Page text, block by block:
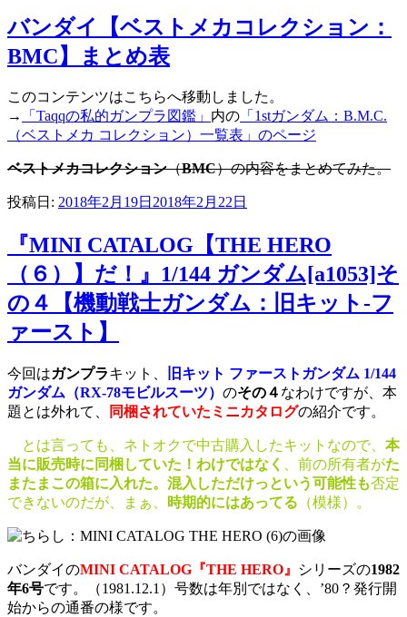
バンダイ【ベストメカコレクション：
BMC】まとめ表
このコンテンツはこちらへ移動しました。
→
「Taqqの私的ガンプラ図鑑」 内の 「1stガンダム：B.M.C.
（ベストメカ コレクション）一覧表」のページ
ベストメカコレクション（BMC）の内容をまとめてみた。
投稿日: 2018年2月19日 2018年2月22日
『MINI CATALOG【THE HERO
（６）】だ！』1/144 ガンダム[a1053]そ
の４【機動戦士ガンダム：旧キット-フ
ァースト】
今回はガンプラキット、
旧キット ファーストガンダム 1/144
ガンダム（RX-78モビルスーツ） のその４ なわけですが、本
題とは外れて、
同梱されていたミニカタログの紹介です。
とは言っても、ネトオクで中古購入したキットなので、 本
当に販売時に同梱していた！わけではなく
、前の所有者がた
またまこの箱に入れた。混入しただけっという可能性も否定
できないのだが、まぁ、
時期的にはあってる （模様）。
バンダイのMINI CATALOG『THE HERO』 シリーズの1982
年6号です。（1981.12.1）号数は年別ではなく、’80？発行開
始からの通番の様です。